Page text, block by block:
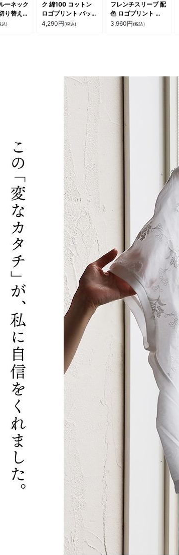
ーネック
り替え
重ね着
込)
ク 綿100 コットン
ロゴプリント バック
スリット 刺繍 薄手
4,290円(税込)
フレンチスリーブ 配
色 ロゴプリント 袖
リブ スラブ天竺 薄
3,960円(税込)